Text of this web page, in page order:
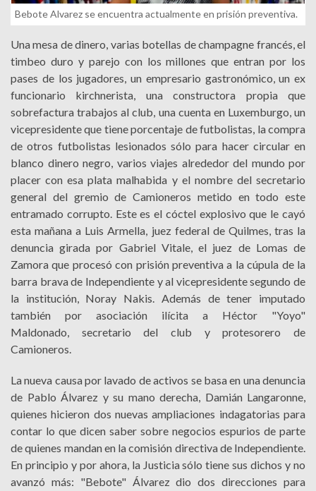
Bebote Alvarez se encuentra actualmente en prisión preventiva.
Una mesa de dinero, varias botellas de champagne francés, el
timbeo duro y parejo con los millones que entran por los
pases de los jugadores, un empresario gastronómico, un ex
funcionario kirchnerista, una constructora propia que
sobrefactura trabajos al club, una cuenta en Luxemburgo, un
vicepresidente que tiene porcentaje de futbolistas, la compra
de otros futbolistas lesionados sólo para hacer circular en
blanco dinero negro, varios viajes alrededor del mundo por
placer con esa plata malhabida y el nombre del secretario
general del gremio de Camioneros metido en todo este
entramado corrupto. Este es el cóctel explosivo que le cayó
esta mañana a Luis Armella, juez federal de Quilmes, tras la
denuncia girada por Gabriel Vitale, el juez de Lomas de
Zamora que procesó con prisión preventiva a la cúpula de la
barra brava de Independiente y al vicepresidente segundo de
la institución, Noray Nakis. Además de tener imputado
también por asociación ilícita a Héctor "Yoyo"
Maldonado, secretario del club y protesorero de
Camioneros.
La nueva causa por lavado de activos se basa en una denuncia
de Pablo Álvarez y su mano derecha, Damián Langaronne,
quienes hicieron dos nuevas ampliaciones indagatorias para
contar lo que dicen saber sobre negocios espurios de parte
de quienes mandan en la comisión directiva de Independiente.
En principio y por ahora, la Justicia sólo tiene sus dichos y no
avanzó más: "Bebote" Álvarez dio dos direcciones para